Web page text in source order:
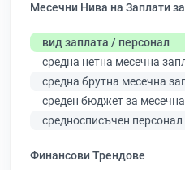
Месечни Нива на Заплати за
вид заплата / персонал
средна нетна месечна
средна брутна месечна
среден бюджет за
средносписъчен персонал
Финансови Трендове